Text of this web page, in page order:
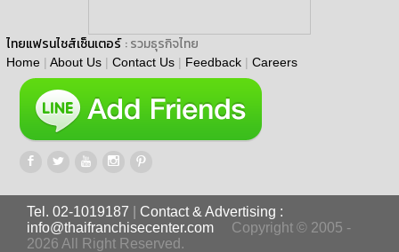
ไทยแฟรนไชส์เซ็นเตอร์ : รวมธุรกิจไทย
Home | About Us | Contact Us | Feedback | Careers
Tel. 02-1019187
Contact & Advertising :
info@thaifranchisecenter.com
Copyright © 2005 -
2026 All Right Reserved.